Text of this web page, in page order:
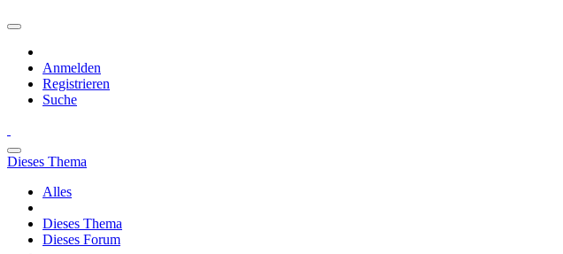
Anmelden
Registrieren
Suche
Dieses Thema
Alles
Dieses Thema
Dieses Forum